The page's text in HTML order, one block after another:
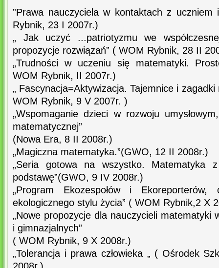
”Prawa nauczyciela w kontaktach z
Rybnik, 23 I 2007r.)
„ Jak uczyć ...patriotyzmu we
propozycje rozwiązań” ( WOM Rybnik, 28 II
„Trudności w uczeniu się matematyki.
WOM Rybnik, II 2007r.)
„ Fascynacja=Aktywizacja. Tajemnice i
WOM Rybnik, 9 V 2007r. )
„Wspomaganie dzieci w rozwoju
matematycznej”
(Nowa Era, 8 II 2008r.)
„Magiczna matematyka.”(GWO, 12 II 2008r.)
„Seria gotowa na wszystko. Matematyka
podstawę”(GWO, 9 IV 2008r.)
„Program Ekozespołów i
ekologicznego stylu życia” ( WOM Rybnik,2 X
„Nowe propozycje dla nauczycieli matematyki
i gimnazjalnych”
( WOM Rybnik, 9 X 2008r.)
„Tolerancja i prawa człowieka „ ( Ośrodek